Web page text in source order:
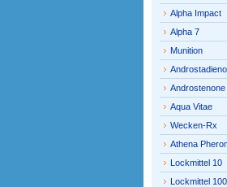
Alpha Impact
Alpha 7
Munition
Androstenone
Aqua Vitae
Wecken-Rx
Athena
Lockmittel 10
Lockmittel